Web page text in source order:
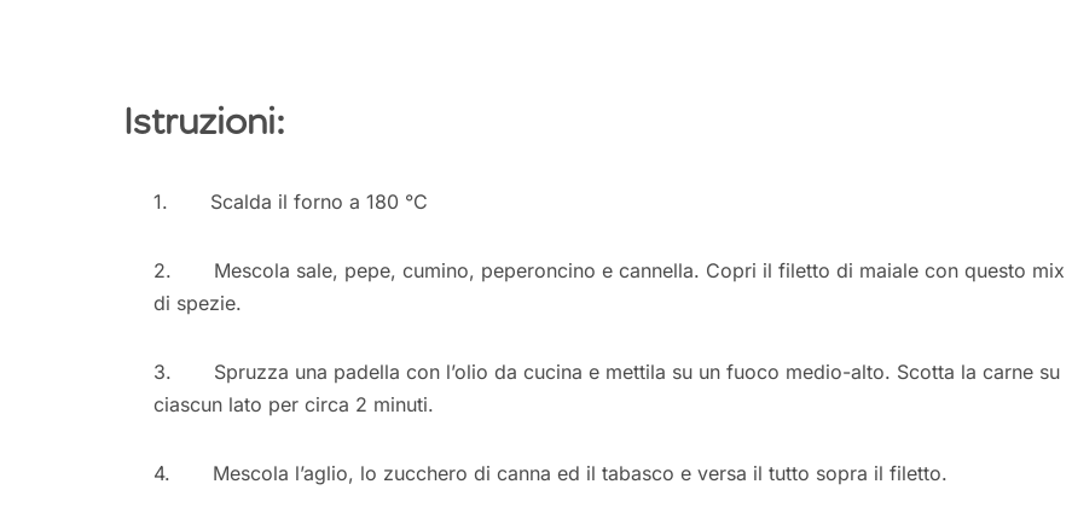
Istruzioni:
1. Scalda il forno a 180 °C
2. Mescola sale, pepe, cumino, peperoncino e cannella. Copri il filetto di maiale con questo mix
di spezie.
3. Spruzza una padella con l’olio da cucina e mettila su un fuoco medio-alto. Scotta la carne su
ciascun lato per circa 2 minuti.
4. Mescola l’aglio, lo zucchero di canna ed il tabasco e versa il tutto sopra il filetto.